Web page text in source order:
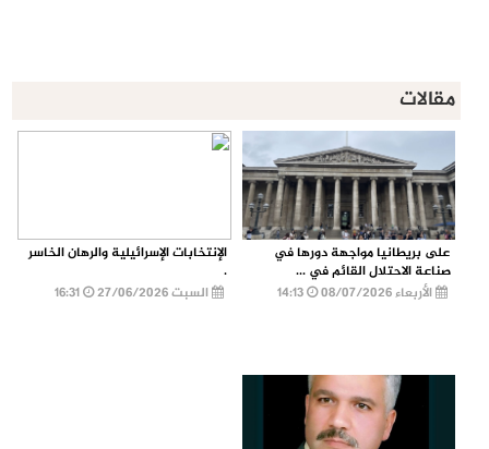
مقالات
على بريطانيا مواجهة دورها في
صناعة الاحتلال القائم في ...
الأربعاء 08/07/2026
الإنتخابات الإسرائيلية والرهان الخاسر
.
السبت 27/06/2026
16:31